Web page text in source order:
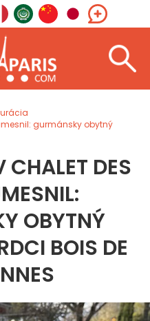
gurmánsky obytný
CHALET DES
OBYTNÝ
BOIS DE